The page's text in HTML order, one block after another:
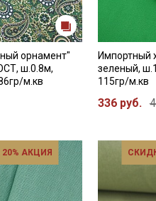
орнамент"
ш.0.8м,
м.кв
Импортный
зеленый,
115гр/м.кв
336 руб.
АКЦИЯ